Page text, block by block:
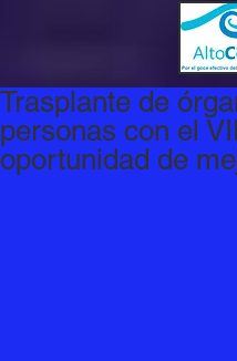
Trasplante de
personas con el
oportunidad de